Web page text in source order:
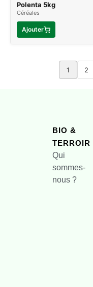
Polenta 5kg
Céréales
Ajouter
1 2
BIO &
TERROIR
Qui
sommes-
nous ?